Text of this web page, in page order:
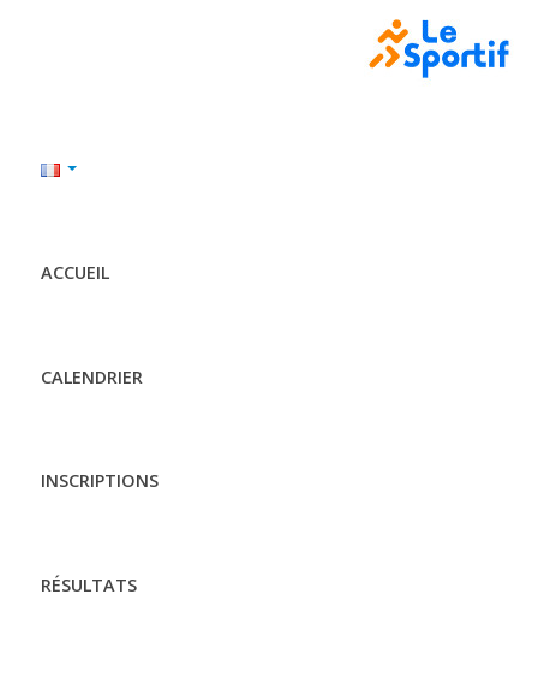
ACCUEIL
CALENDRIER
INSCRIPTIONS
RÉSULTATS